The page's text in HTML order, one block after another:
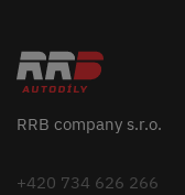
RRB company s.r.o.
+420 734 626 266